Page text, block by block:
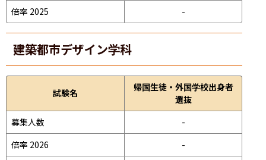
倍率 2025
-
建築都市デザイン学科
試験名
帰国生徒・外国学校出身者
選抜
募集人数
-
倍率 2026
-